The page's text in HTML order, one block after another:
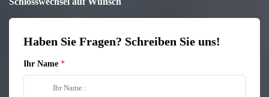
Haben Sie Fragen? Schreiben Sie uns!
Ihr Name